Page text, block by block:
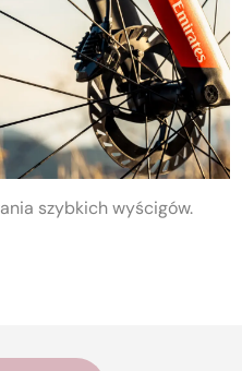
szybkich wyścigów.